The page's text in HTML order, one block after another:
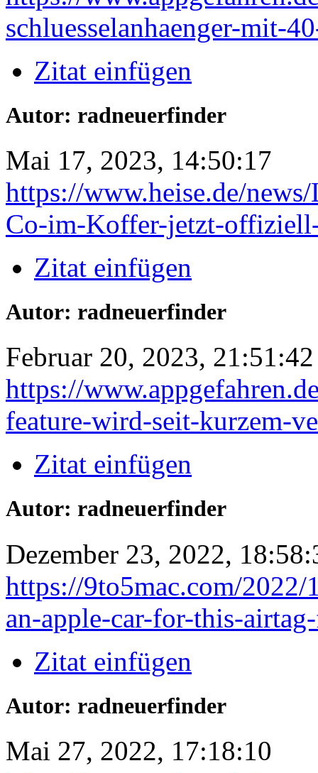
schluesselanhaenger-mit-
Zitat einfügen
Autor: radneuerfinder
Mai 17, 2023, 14:50:17
https://www.heise.de/
Co-im-Koffer-jetzt-
Zitat einfügen
Autor: radneuerfinder
Februar 20, 2023, 21:51:42
https://
feature-wird-seit-kurzem-
Zitat einfügen
Autor: radneuerfinder
Dezember 23, 2022,
https://9to5mac.com/
an-apple-car-for-this-
Zitat einfügen
Autor: radneuerfinder
Mai 27, 2022, 17:18:10